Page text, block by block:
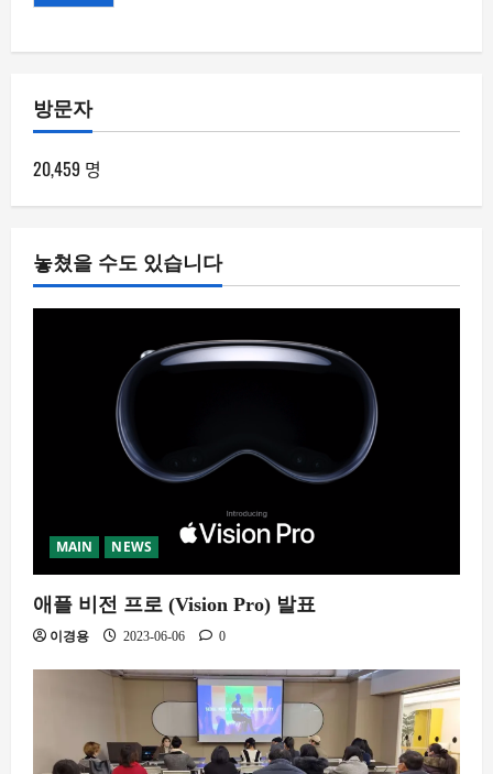
주
방문자
20,459 명
놓쳤을 수도 있습니다
MAIN NEWS
애플 비전 프로 (Vision Pro) 발표
이경용 2023-06-06 0